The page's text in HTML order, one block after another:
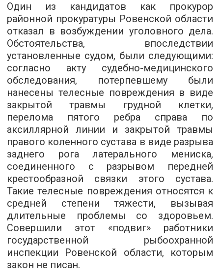
Один из кандидатов как прокурор
районной прокуратуры Ровенской области
отказал в возбуждении уголовного дела.
Обстоятельства, впоследствии
установленные судом, были следующими:
согласно акту судебно-медицинского
обследования, потерпевшему были
нанесены телесные повреждения в виде
закрытой травмы грудной клетки,
перелома пятого ребра справа по
аксиллярной линии и закрытой травмы
правого коленного сустава в виде разрыва
заднего рога латерального мениска,
соединенного с разрывом передней
крестообразной связки этого сустава.
Такие телесные повреждения относятся к
средней степени тяжести, вызывая
длительные проблемы со здоровьем.
Совершили этот «подвиг» работники
государственной рыбоохранной
инспекции Ровенской области, которым
закон не писан.